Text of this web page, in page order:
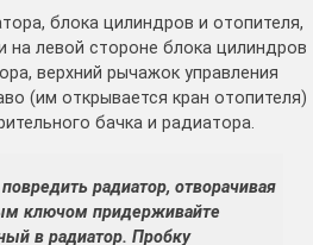
блока цилиндров и отопителя,
на левой стороне блока цилиндров
верхний рычажок управления
(им открывается кран отопителя)
бачка и радиатора.
радиатор, отворачивая
ключом придерживайте
в радиатор. Пробку